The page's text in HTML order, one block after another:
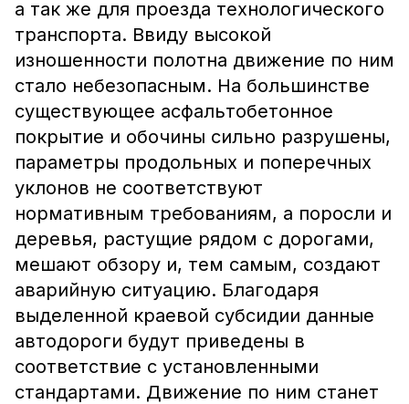
а так же для проезда технологического
транспорта. Ввиду высокой
изношенности полотна движение по ним
стало небезопасным. На большинстве
существующее асфальтобетонное
покрытие и обочины сильно разрушены,
параметры продольных и поперечных
уклонов не соответствуют
нормативным требованиям, а поросли и
деревья, растущие рядом с дорогами,
мешают обзору и, тем самым, создают
аварийную ситуацию. Благодаря
выделенной краевой субсидии данные
автодороги будут приведены в
соответствие с установленными
стандартами. Движение по ним станет